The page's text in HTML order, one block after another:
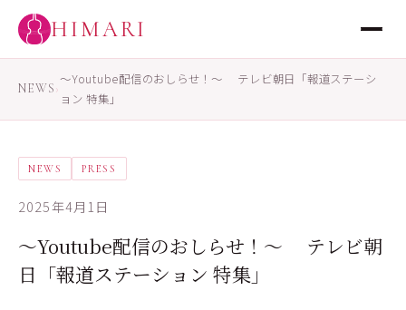
HIMARI
NEWS›
〜Youtube配信のおしらせ！〜 テレビ朝日「報道ステーシ
ョン 特集」
NEWS PRESS
2025年4月1日
〜Youtube配信のおしらせ！〜 テレビ朝
日「報道ステーション 特集」